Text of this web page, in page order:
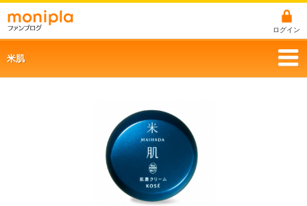
ログイン
米肌